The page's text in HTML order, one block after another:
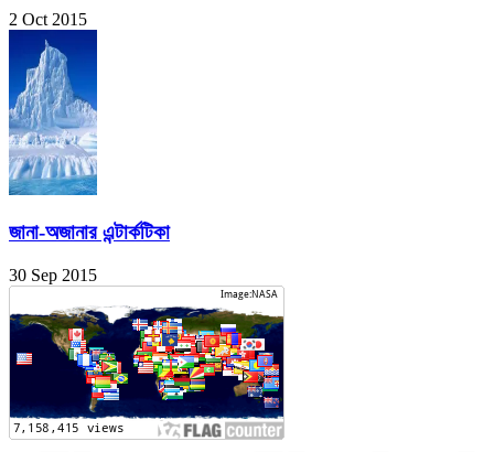
2 Oct 2015
জানা-অজানার এন্টার্কটিকা
30 Sep 2015